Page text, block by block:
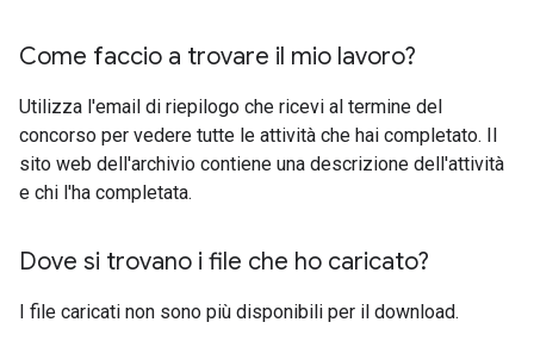
Come faccio a trovare il mio lavoro?
Utilizza l'email di riepilogo che ricevi al termine del
concorso per vedere tutte le attività che hai completato. Il
sito web dell'archivio contiene una descrizione dell'attività
e chi l'ha completata.
Dove si trovano i file che ho caricato?
I file caricati non sono più disponibili per il download.